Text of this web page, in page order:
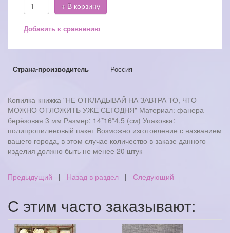
+ В корзину
Добавить к сравнению
Страна-производитель Россия
Копилка-книжка "НЕ ОТКЛАДЫВАЙ НА ЗАВТРА ТО, ЧТО
МОЖНО ОТЛОЖИТЬ УЖЕ СЕГОДНЯ" Материал: фанера
берёзовая 3 мм Размер: 14*16*4,5 (см) Упаковка:
полипропиленовый пакет Возможно изготовление с названием
вашего города, в этом случае количество в заказе данного
изделия должно быть не менее 20 штук
Предыдущий | Назад в раздел | Следующий
С этим часто заказывают: